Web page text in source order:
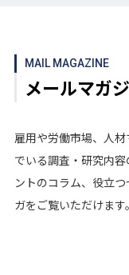
MAIL MAGAZINE
メールマガ
雇用や労働市場、人
でいる調査・研究内
ントのコラム、役立
ガをご覧いただけます。